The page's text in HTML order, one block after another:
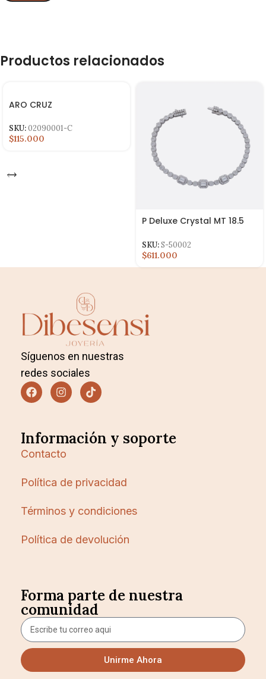
Productos relacionados
ARO CRUZ
SKU:02090001-C
$115.000
P Deluxe Crystal MT 18.5
SKU:S-50002
$611.000
Síguenos en nuestras
redes sociales
Información y soporte
Contacto
Política de privacidad
Términos y condiciones
Política de devolución
Forma parte de nuestra
comunidad
Unirme Ahora